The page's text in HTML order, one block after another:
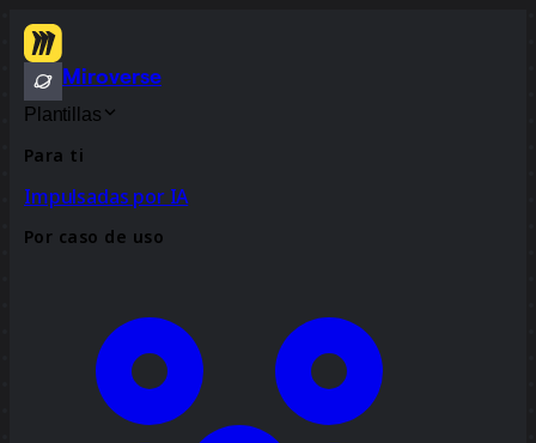
Miroverse
Plantillas
Para ti
Impulsadas por IA
Por caso de uso